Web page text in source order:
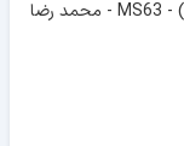
سکه شاباش گل لاله بدون تاریخ (صاحب الزمان) - MS63 - محمد رضا